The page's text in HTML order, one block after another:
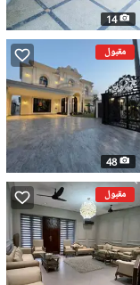
14
مقبول
48
مقبول